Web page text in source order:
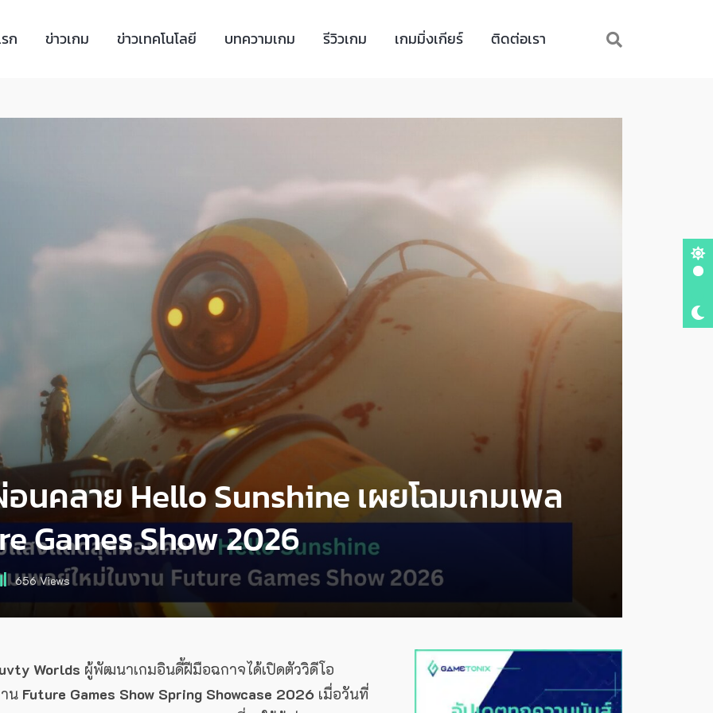
ก ข่าวเกม ข่าวเทคโนโลยี บทความเกม รีวิวเกม เกมมิ่งเกียร์ ติดต่อเรา
คลาย Hello Sunshine เผยโฉมเกมเพล
Games Show 2026
656Views
Worlds ผู้พัฒนาเกมอินดี้ฝีมือฉกาจได้เปิดตัววิดีโอ
น Future Games Show Spring Showcase 2026 เมื่อวันที่